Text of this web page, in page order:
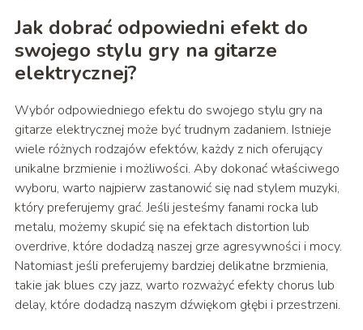
Jak dobrać odpowiedni efekt do
swojego stylu gry na gitarze
elektrycznej?
Wybór odpowiedniego efektu do swojego stylu gry na
gitarze elektrycznej może być trudnym zadaniem. Istnieje
wiele różnych rodzajów efektów, każdy z nich oferujący
unikalne brzmienie i możliwości. Aby dokonać właściwego
wyboru, warto najpierw zastanowić się nad stylem muzyki,
który preferujemy grać. Jeśli jesteśmy fanami rocka lub
metalu, możemy skupić się na efektach distortion lub
overdrive, które dodadzą naszej grze agresywności i mocy.
Natomiast jeśli preferujemy bardziej delikatne brzmienia,
takie jak blues czy jazz, warto rozważyć efekty chorus lub
delay, które dodadzą naszym dźwiękom głębi i przestrzeni.